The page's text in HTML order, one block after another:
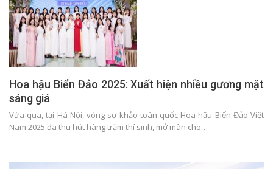
Hoa hậu Biển Đảo 2025: Xuất hiện nhiều gương mặt
sáng giá
Vừa qua, tại Hà Nội, vòng sơ khảo toàn quốc Hoa hậu Biển Đảo Việt
Nam 2025 đã thu hút hàng trăm thí sinh, mở màn cho…